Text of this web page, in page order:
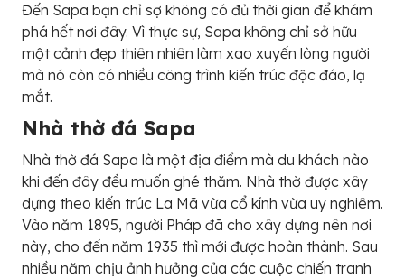
Đến Sapa bạn chỉ sợ không có đủ thời gian để khám
phá hết nơi đây. Vì thực sự, Sapa không chỉ sở hữu
một cảnh đẹp thiên nhiên làm xao xuyến lòng người
mà nó còn có nhiều công trình kiến trúc độc đáo, lạ
mắt.
Nhà thờ đá Sapa
Nhà thờ đá Sapa là một địa điểm mà du khách nào
khi đến đây đều muốn ghé thăm. Nhà thờ được xây
dựng theo kiến trúc La Mã vừa cổ kính vừa uy nghiêm.
Vào năm 1895, người Pháp đã cho xây dựng nên nơi
này, cho đến năm 1935 thì mới được hoàn thành. Sau
nhiều năm chịu ảnh hưởng của các cuộc chiến tranh